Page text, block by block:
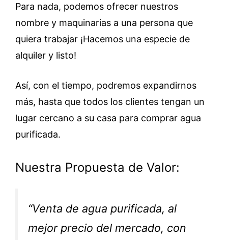
Para nada, podemos ofrecer nuestros
nombre y maquinarias a una persona que
quiera trabajar ¡Hacemos una especie de
alquiler y listo!
Así, con el tiempo, podremos expandirnos
más, hasta que todos los clientes tengan un
lugar cercano a su casa para comprar agua
purificada.
Nuestra Propuesta de Valor:
“Venta de agua purificada, al
mejor precio del mercado, con